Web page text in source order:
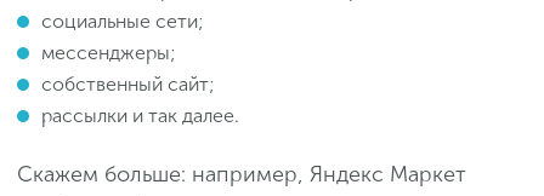
социальные сети;
мессенджеры;
собственный сайт;
рассылки и так далее.
Скажем больше: например, Яндекс Маркет